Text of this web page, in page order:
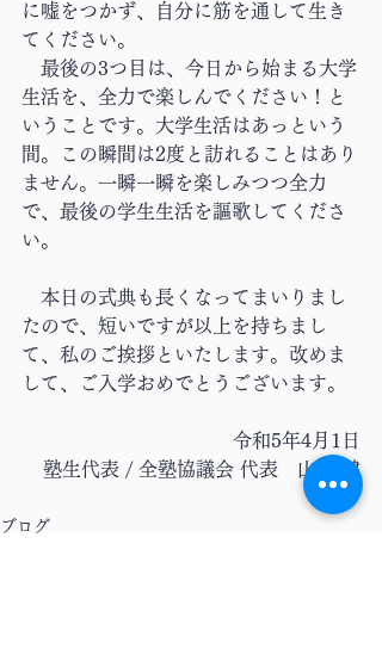
に嘘をつかず、自分に筋を通して生き
てください。
最後の3つ目は、今日から始まる大学
生活を、全力で楽しんでください！と
いうことです。大学生活はあっという
間。この瞬間は2度と訪れることはあり
ません。一瞬一瞬を楽しみつつ全力
で、最後の学生生活を謳歌してくださ
い。
本日の式典も長くなってまいりまし
たので、短いですが以上を持ちまし
て、私のご挨拶といたします。改めま
して、ご入学おめでとうございます。
令和5年4月1日
塾生代表 / 全塾協議会 代表　山田 健
太
ブログ